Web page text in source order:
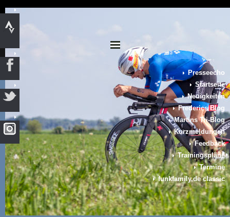
Presseecho
Startseite
Neuigkeiten
Frederics Blog
Martins Tri-Blog
Kurzmeldungen
Feedback
Trainingspläne
Termine
funkfamily.de classic